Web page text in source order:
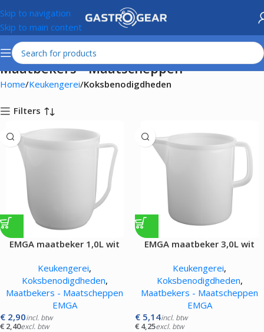
Skip to navigation
Skip to main content
Maatbekers - Maatscheppen
Home Keukengerei Koksbenodigdheden
Filters
EMGA maatbeker 1,0L wit
Keukengerei,
Koksbenodigdheden,
Maatbekers - Maatscheppen
EMGA
€ 2,90incl. btw
€ 2,40excl. btw
EMGA maatbeker 3,0L wit
Keukengerei,
Koksbenodigdheden,
Maatbekers - Maatscheppen
EMGA
€ 5,14incl. btw
€ 4,25excl. btw